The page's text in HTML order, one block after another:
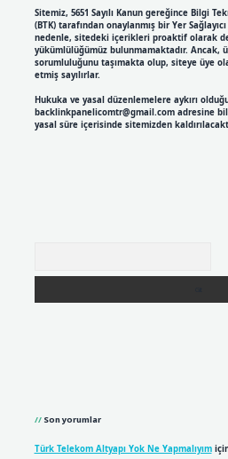
Sitemiz, 5651 Sayılı Kanun gereğince Bilgi
(BTK) tarafından onaylanmış bir Yer
nedenle, sitedeki içerikleri proaktif olarak
yükümlülüğümüz bulunmamaktadır. Ancak,
sorumluluğunu taşımakta olup, siteye üye
etmiş sayılırlar.
Hukuka ve yasal düzenlemelere aykırı
backlinkpanelicomtr@gmail.comadresine
yasal süre içerisinde sitemizden
Son yorumlar
Türk Telekom Altyapı Yok Ne Yapmalıyım